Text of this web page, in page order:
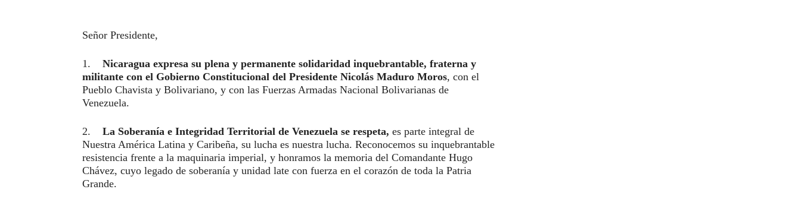
Señor Presidente,
1.
Nicaragua expresa su plena y permanente solidaridad inquebrantable, fraterna y
militante con el Gobierno Constitucional del Presidente Nicolás Maduro Moros, con el
Pueblo Chavista y Bolivariano, y con las Fuerzas Armadas Nacional Bolivarianas de
Venezuela.
2. La Soberanía e Integridad Territorial de Venezuela se respeta, es parte integral de
Nuestra América Latina y Caribeña, su lucha es nuestra lucha. Reconocemos su inquebrantable
resistencia frente a la maquinaria imperial, y honramos la memoria del Comandante Hugo
Chávez, cuyo legado de soberanía y unidad late con fuerza en el corazón de toda la Patria
Grande.